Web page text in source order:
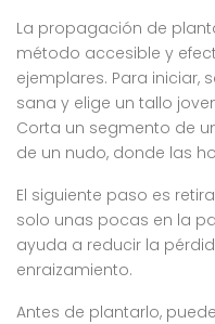
La propagación de
método accesible y
ejemplares. Para iniciar,
sana y elige un tallo
Corta un segmento de
de un nudo, donde las
El siguiente paso es
solo unas pocas en la
ayuda a reducir la
enraizamiento.
Antes de plantarlo,